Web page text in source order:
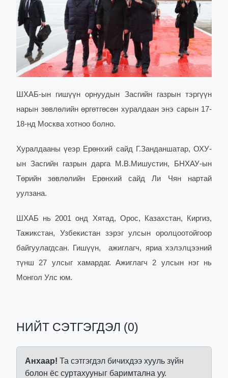
ШХАБ-ын гишүүн орнуудын Засгийн газрын тэргүүн
нарын зөвлөлийн өргөтгөсөн хуралдаан энэ сарын 17-
18-нд Москва хотноо болно.
Хуралдааны үеэр Ерөнхий сайд Г.Занданшатар, ОХУ-
ын Засгийн газрын дарга М.В.Мишустин, БНХАУ-ын
Төрийн зөвлөлийн Ерөнхий сайд Ли Чян нартай
уулзана.
ШХАБ нь 2001 онд Хятад, Орос, Казахстан, Киргиз,
Тажикстан, Узбекистан зэрэг улсын оролцоотойгоор
байгуулагдсан. Гишүүн, ажиглагч, яриа хэлэлцээний
түнш 27 улсыг хамардаг. Ажиглагч 2 улсын нэг нь
Монгол Улс юм.
НИЙТ СЭТГЭГДЭЛ (0)
Анхаар! Та сэтгэгдэл бичихдээ хууль зүйн
болон ёс суртахууныг баримтална уу.